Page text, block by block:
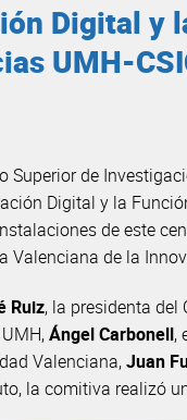
Digital y
UMH-
de
Digital y la
de este
Valenciana de la
Ruiz, la presidenta del
Ángel Carbonell,
Valenciana,Juan
la comitiva realizó